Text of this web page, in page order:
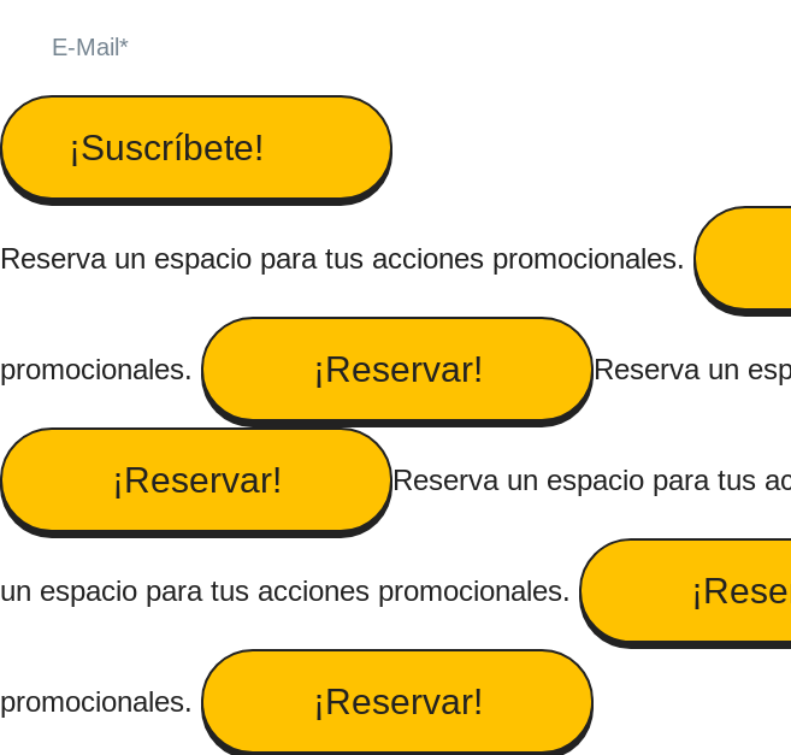
¡Suscríbete!
Reserva un espacio para tus acciones promocionales.
promocionales. ¡Reservar! Reserva un
¡Reservar! Reserva un espacio para tus
un espacio para tus acciones promocionales.
promocionales. ¡Reservar!